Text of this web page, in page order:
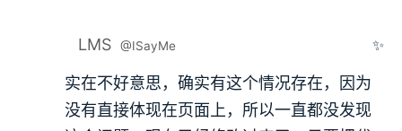
LMS @ISayMe ✨
实在不好意思，确实有这个情况存在，因为
没有直接体现在页面上，所以一直都没发现